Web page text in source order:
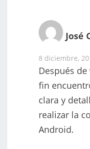
José
8 diciembre,
Después
fin
clara y
realizar la
Android.